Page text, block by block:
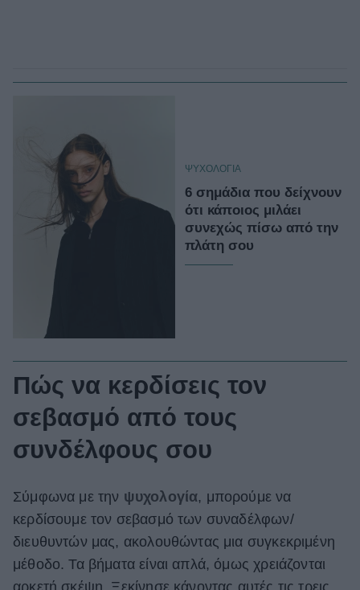
ΨΥΧΟΛΟΓΙΑ
6 σημάδια που δείχνουν
ότι κάποιος μιλάει
συνεχώς πίσω από την
πλάτη σου
Πώς να κερδίσεις τον
σεβασμό από τους
συνδέλφους σου
Σύμφωνα με την ψυχολογία, μπορούμε να
κερδίσουμε τον σεβασμό των συναδέλφων/
διευθυντών μας, ακολουθώντας μια συγκεκριμένη
μέθοδο. Τα βήματα είναι απλά, όμως χρειάζονται
αρκετή σκέψη. Ξεκίνησε κάνοντας αυτές τις τρεις